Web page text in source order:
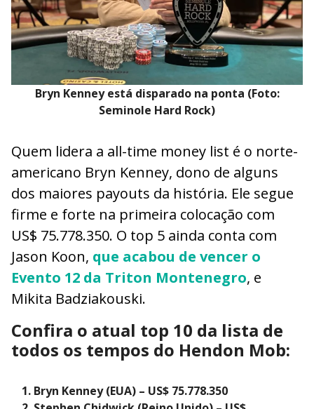
Bryn Kenney está disparado na ponta (Foto:
Seminole Hard Rock)
Quem lidera a all-time money list é o norte-
americano Bryn Kenney, dono de alguns
dos maiores payouts da história. Ele segue
firme e forte na primeira colocação com
US$ 75.778.350. O top 5 ainda conta com
Jason Koon, que acabou de vencer o
Evento 12 da Triton Montenegro, e
Mikita Badziakouski.
Confira o atual top 10 da lista de
todos os tempos do Hendon Mob:
Bryn Kenney (EUA) – US$ 75.778.350